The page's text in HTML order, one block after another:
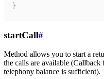
}
startCall#
Method allows you to start a
the calls are available (Callback
telephony balance is sufficient).